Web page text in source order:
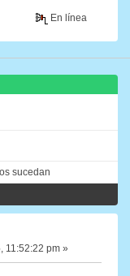
En línea
sucedan
11:52:22 pm »